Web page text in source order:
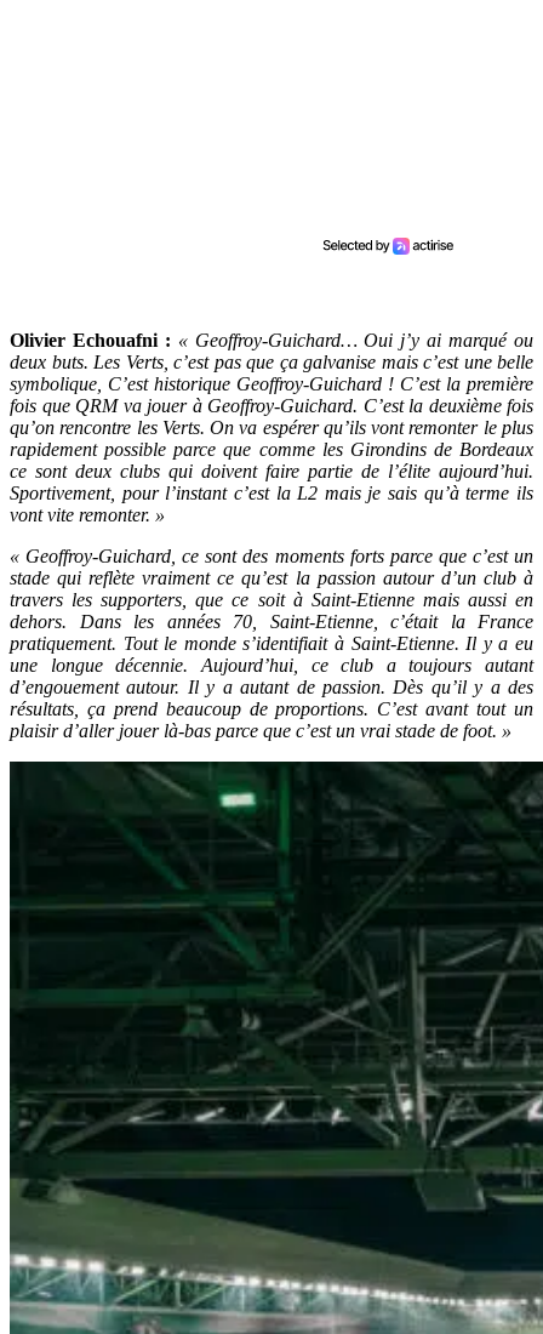
Olivier Echouafni : « Geoffroy-Guichard… Oui j’y ai marqué ou
deux buts. Les Verts, c’est pas que ça galvanise mais c’est une belle
symbolique, C’est historique Geoffroy-Guichard ! C’est la première
fois que QRM va jouer à Geoffroy-Guichard. C’est la deuxième fois
qu’on rencontre les Verts. On va espérer qu’ils vont remonter le plus
rapidement possible parce que comme les Girondins de Bordeaux
ce sont deux clubs qui doivent faire partie de l’élite aujourd’hui.
Sportivement, pour l’instant c’est la L2 mais je sais qu’à terme ils
vont vite remonter. »
« Geoffroy-Guichard, ce sont des moments forts parce que c’est un
stade qui reflète vraiment ce qu’est la passion autour d’un club à
travers les supporters, que ce soit à Saint-Etienne mais aussi en
dehors. Dans les années 70, Saint-Etienne, c’était la France
pratiquement. Tout le monde s’identifiait à Saint-Etienne. Il y a eu
une longue décennie. Aujourd’hui, ce club a toujours autant
d’engouement autour. Il y a autant de passion. Dès qu’il y a des
résultats, ça prend beaucoup de proportions. C’est avant tout un
plaisir d’aller jouer là-bas parce que c’est un vrai stade de foot. »